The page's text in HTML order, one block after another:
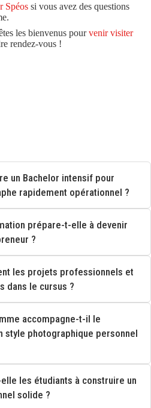
Spéos si vous avez des questions
les bienvenus pourvenir visiter
rendez-vous !
un Bachelor intensif pour
rapidement opérationnel ?
prépare-t-elle à devenir
?
les projets professionnels et
dans le cursus ?
accompagne-t-il le
style photographique personnel
les étudiants à construire un
solide ?